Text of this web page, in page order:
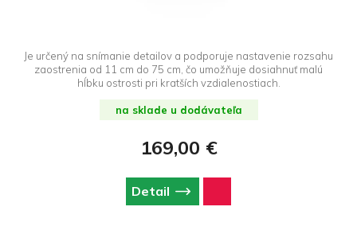
Je určený na snímanie detailov a podporuje nastavenie rozsahu
zaostrenia od 11 cm do 75 cm, čo umožňuje dosiahnuť malú
hĺbku ostrosti pri kratších vzdialenostiach.
na sklade u dodávateľa
169,00 €
Detail